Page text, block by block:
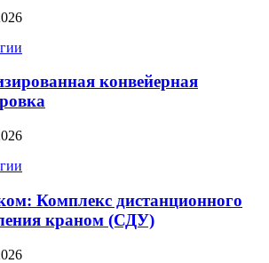
конвейерная
Комплекс дистанционного
краном (СДУ)